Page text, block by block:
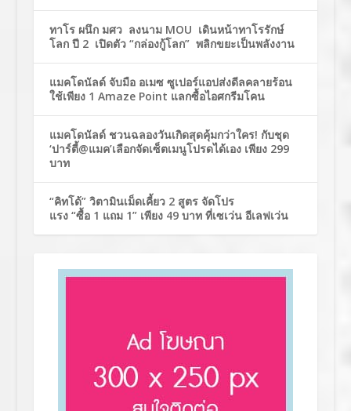
ทาโร ผนึก มศว ลงนาม MOU เดินหน้าทาโรรักษ์
โลก ปี 2 เปิดตัว “กล่องกู้โลก” พลิกขยะเป็นพลังงาน
แมคโดนัลด์ จับมือ อเมซ ซูเปอร์แอปส่งดีลคลายร้อน
ใช้เพียง 1 Amaze Point แลกซื้อไอศกรีมโคน
แมคโดนัลด์ ชวนฉลองวันเกิดสุดคุ้มกว่าใคร! กับชุด
‘ปาร์ตี้@แมค’เลือกจัดเซ็ตเมนูโปรดได้เอง เพียง 299
บาท
“คิทโด้” วิตามินเม็ดเคี้ยว 2 สูตร จัดโปร
แรง “ซื้อ 1 แถม 1” เพียง 49 บาท ที่เซเว่น อีเลฟเว่น